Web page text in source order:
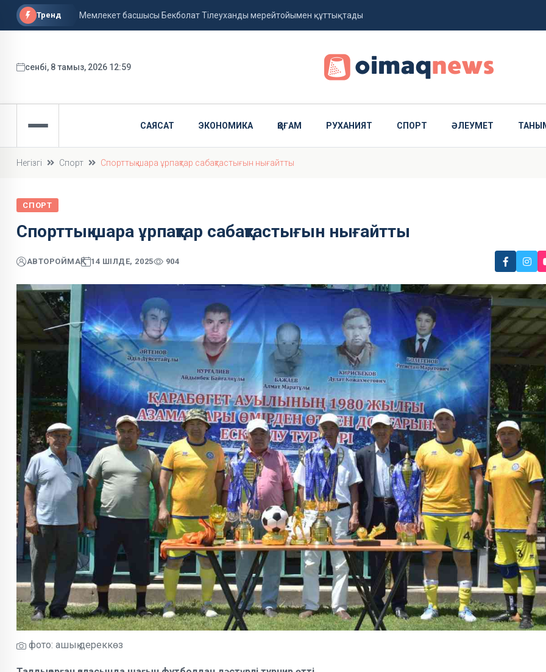
Тренд Мемлекет басшысы Бекболат Тілеуханды мерейтойымен құттықтады
Қазақстанда аптап ыстық сақталады
сенбі, 8 тамыз, 2026 12:59
САЯСАТ ЭКОНОМИКА ҚОҒАМ РУХАНИЯТ СПОРТ ӘЛЕУМЕТ
Негізгі Спорт Спорттық шара ұрпақтар сабақтастығын нығайтты
СПОРТ
Спорттық шара ұрпақтар сабақтастығын нығайтты
АВТОРОЙМАҚ 14 ШІЛДЕ, 2025 904
фото: ашық дереккөз